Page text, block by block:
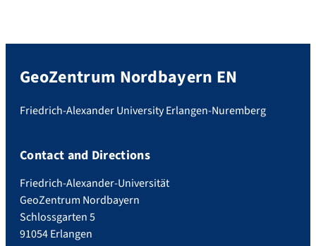
GeoZentrum Nordbayern EN
Friedrich-Alexander University Erlangen-Nuremberg
Contact and Directions
Friedrich-Alexander-Universität
GeoZentrum Nordbayern
Schlossgarten 5
91054 Erlangen